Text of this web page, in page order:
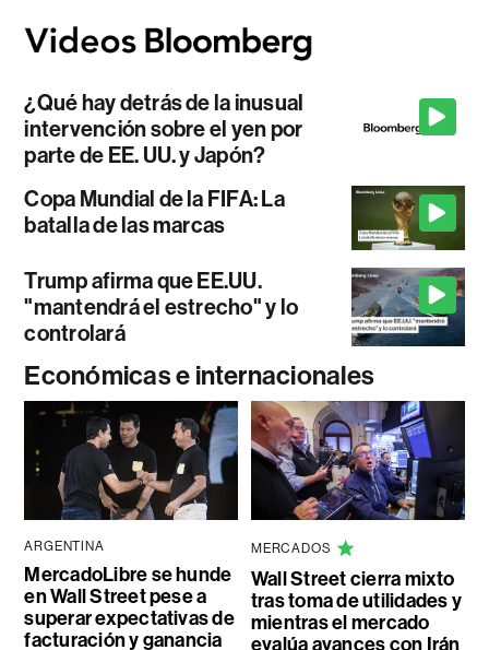
¿Qué hay detrás de la inusual
intervención sobre el yen por
parte de EE. UU. y Japón?
Copa Mundial de la FIFA: La
batalla de las marcas
Trump afirma que EE.UU.
"mantendrá el estrecho" y lo
controlará
Económicas e internacionales
ARGENTINA
MercadoLibre se hunde
en Wall Street pese a
superar expectativas de
facturación y ganancia
MERCADOS
Wall Street cierra mixto
tras toma de utilidades y
mientras el mercado
evalúa avances con Irán